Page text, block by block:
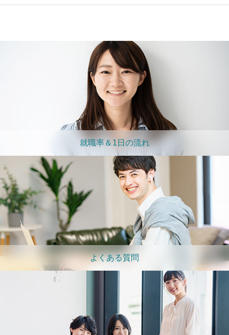
就職率＆1日の流れ
よくある質問